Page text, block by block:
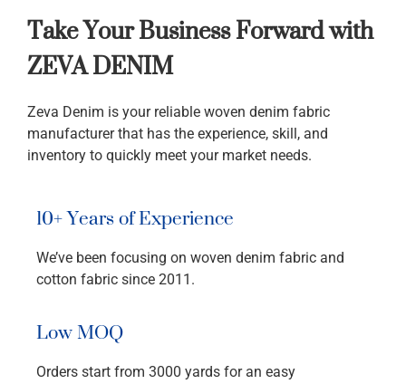
Take Your Business Forward with
ZEVA DENIM
Zeva Denim is your reliable woven denim fabric
manufacturer that has the experience, skill, and
inventory to quickly meet your market needs.
10+ Years of Experience
We’ve been focusing on woven denim fabric and
cotton fabric since 2011.
Low MOQ
Orders start from 3000 yards for an easy